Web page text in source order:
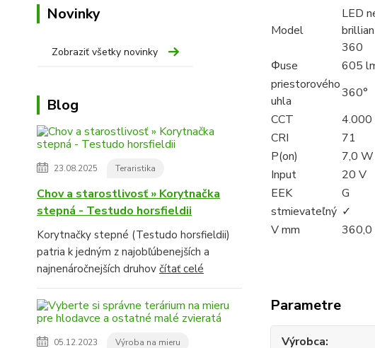
Novinky
Zobraziť všetky novinky
Blog
23.08.2025 Teraristika
Chov a starostlivosť » Korytnačka
stepná - Testudo horsfieldii
Korytnačky stepné (Testudo horsfieldii)
patria k jedným z najobľúbenejších a
najnenáročnejších druhov čítať celé
05.12.2023 Výroba na mieru
Model
LED
360
Φuse
605
priestorového
uhla
360°
CCT
4.000
CRI
71
P(on)
7,0 W
Input
20 V
EEK
G
stmievateľný ✓
V mm
360,0
Parametre
Výrobca